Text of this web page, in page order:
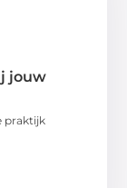
jouw
praktijk